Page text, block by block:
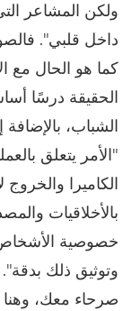
ولكن المشاعر
داخل قلبي".
كما هو الحال مع
الحقيقة درسًا
الشباب، بالإضافة
"الأمر يتعلق
الكاميرا
بالأخلاقيات
خصوصية
وتوثيق ذلك
صرحاء معك،